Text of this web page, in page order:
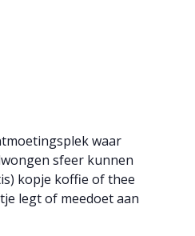
waar
sfeer kunnen
kopje koffie of thee
legt of meedoet aan